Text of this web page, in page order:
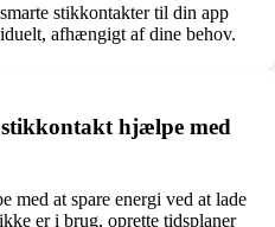
stikkontakter til din app
afhængigt af dine behov.
hjælpe med
med at spare energi ved at lade
er i brug, oprette tidsplaner